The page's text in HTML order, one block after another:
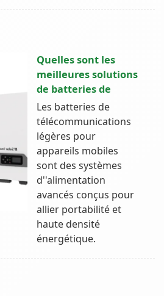
Quelles sont les
meilleures solutions
de batteries de
Les batteries de
télécommunications
légères pour
appareils mobiles
sont des systèmes
d''alimentation
avancés conçus pour
allier portabilité et
haute densité
énergétique.